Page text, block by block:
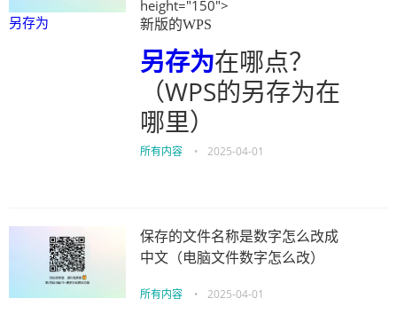
另存为
height="150">
新版的WPS
另存为在哪点？
（WPS的另存为在
哪里）
所有内容 • 2025-04-01
保存的文件名称是数字怎么改成
中文（电脑文件数字怎么改）
所有内容 • 2025-04-01